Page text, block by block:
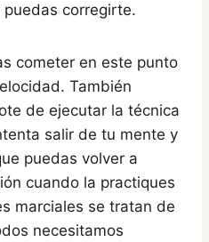
corregirte.
cometer en este punto
También
de ejecutar la técnica
salir de tu mente y
puedas volver a
cuando la practiques
marciales se tratan de
necesitamos